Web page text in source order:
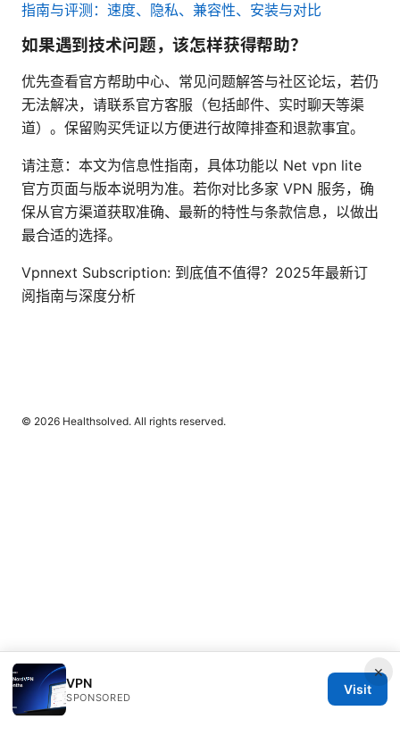
指南与评测：速度、隐私、兼容性、安装与对比
如果遇到技术问题，该怎样获得帮助？
优先查看官方帮助中心、常见问题解答与社区论坛，若仍
无法解决，请联系官方客服（包括邮件、实时聊天等渠
道）。保留购买凭证以方便进行故障排查和退款事宜。
请注意：本文为信息性指南，具体功能以 Net vpn lite
官方页面与版本说明为准。若你对比多家 VPN 服务，确
保从官方渠道获取准确、最新的特性与条款信息，以做出
最合适的选择。
Vpnnext Subscription: 到底值不值得？2025年最新订
阅指南与深度分析
×
VPN
SPONSORED
Visit
© 2026 Healthsolved. All rights reserved.